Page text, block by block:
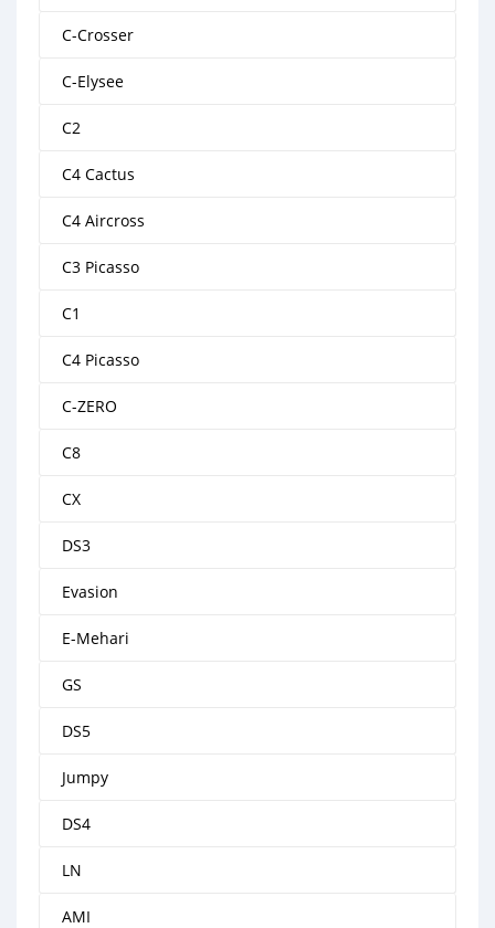
C-Crosser
C-Elysee
C2
C4 Cactus
C4 Aircross
C3 Picasso
C1
C4 Picasso
C-ZERO
C8
CX
DS3
Evasion
E-Mehari
GS
DS5
Jumpy
DS4
LN
AMI